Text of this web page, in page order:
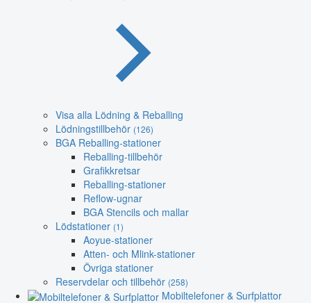
Visa alla Lödning & Reballing
Lödningstillbehör (126)
BGA Reballing-stationer
Reballing-tillbehör
Grafikkretsar
Reballing-stationer
Reflow-ugnar
BGA Stencils och mallar
Lödstationer (1)
Aoyue-stationer
Atten- och Mlink-stationer
Övriga stationer
Reservdelar och tillbehör (258)
Mobiltelefoner & Surfplattor